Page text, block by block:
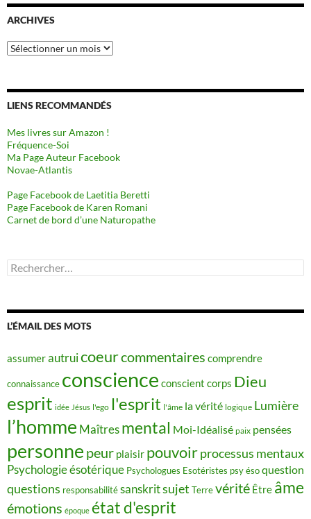
ARCHIVES
Archives
LIENS RECOMMANDÉS
Mes livres sur Amazon !
Fréquence-Soi
Ma Page Auteur Facebook
Novae-Atlantis
Page Facebook de Laetitia Beretti
Page Facebook de Karen Romani
Carnet de bord d’une Naturopathe
Rechercher :
L’ÉMAIL DES MOTS
assumerautruicoeurcommentaires comprendre
connaissance conscience conscient corps Dieu
esprit idée Jésus l'ego l'esprit l'âme la vérité logique Lumière
l’homme Maîtres mental Moi-Idéalisé paix pensées
personne peur plaisir pouvoirprocessus mentaux
Psychologie ésotérique Psychologues Esotéristes psy ésoquestion
questions responsabilitésanskritsujet Terrevérité Être âme
émotions époque état d'esprit